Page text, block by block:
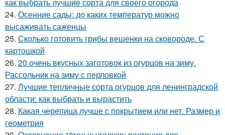
24. Осенние сады: до каких температур можно
высаживать саженцы
25. Сколько готовить грибы вешенки на сковороде. С
картошкой
26. 20 очень вкусных заготовок из огурцов на зиму.
Рассольник на зиму с перловкой
27. Лучшие тепличные сорта огурцов для ленинградской
области: как выбрать и вырастить
28. Какая черепица лучше с покрытием или нет. Размер и
геометрия